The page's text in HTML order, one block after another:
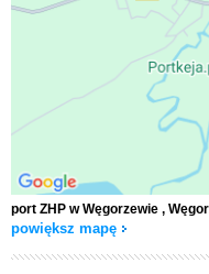
port ZHP w Węgorzewie ,
powiększ mapę